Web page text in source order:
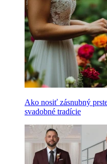
Ako nosiť zásnubný
svadobné tradície